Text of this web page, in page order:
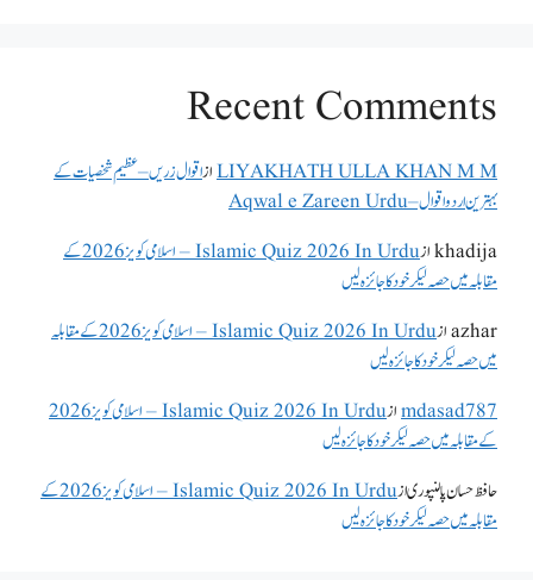
Recent Comments
LIYAKHATH ULLA KHAN M Mازاقوال زریں – عظیم شخصیات کے
بہترین اردو اقوال – Aqwal e Zareen Urdu
khadijaاز
Islamic Quiz 2026 In Urdu – اسلامی کویز 2026 کے
مقابلہ میں حصہ لیکر خود کا جائزہ لیں
azharاز
Islamic Quiz 2026 In Urdu – اسلامی کویز 2026 کے مقابلہ
میں حصہ لیکر خود کا جائزہ لیں
mdasad787از
Islamic Quiz 2026 In Urdu – اسلامی کویز 2026
کے مقابلہ میں حصہ لیکر خود کا جائزہ لیں
حافظ حسان پالنپوریاز
Islamic Quiz 2026 In Urdu – اسلامی کویز 2026 کے
مقابلہ میں حصہ لیکر خود کا جائزہ لیں